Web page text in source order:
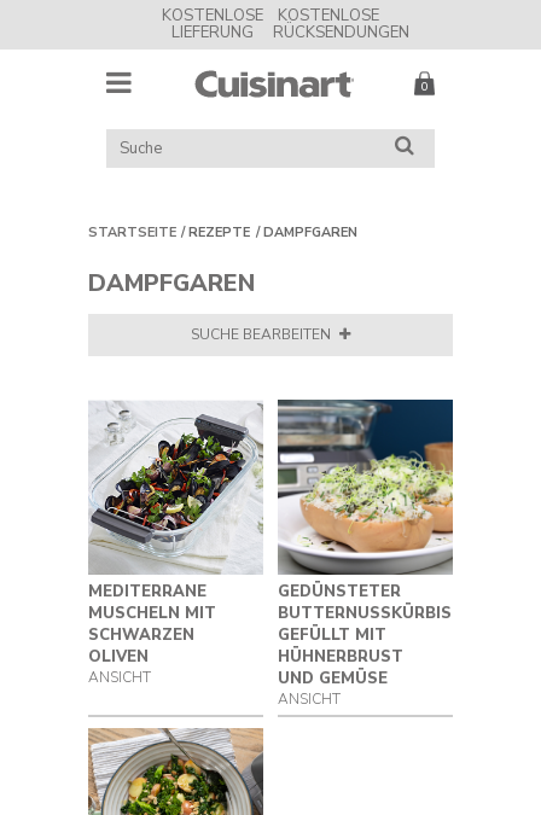
KOSTENLOSE
LIEFERUNG
KOSTENLOSE
RÜCKSENDUNGEN
MENU
UK
KATALOG
DURCHSUCHEN
SUCHE
STARTSEITE REZEPTE DAMPFGAREN
DAMPFGAREN
SUCHE BEARBEITEN
Essen
Hauptgerichte
Produkt
Dampfgarer
MEDITERRANE
MUSCHELN MIT
SCHWARZEN
OLIVEN
ANSICHT
GEDÜNSTETER
BUTTERNUSSKÜRBIS
GEFÜLLT MIT
HÜHNERBRUST
UND GEMÜSE
ANSICHT